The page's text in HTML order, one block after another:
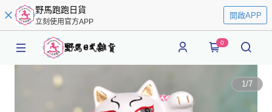
野馬跑跑日貨
立刻使用官方APP
開啟APP
0
1/7